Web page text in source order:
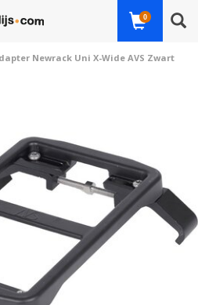
0
Newrack Uni X-Wide AVS Zwart